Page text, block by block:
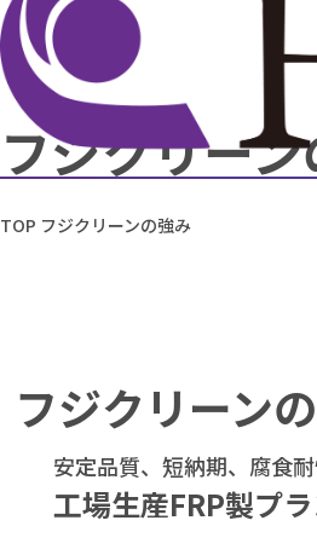
フジクリー
TOP フジクリーンの強み
フジクリーン
安定品質、短納期、腐食
工場生産FRP製プ